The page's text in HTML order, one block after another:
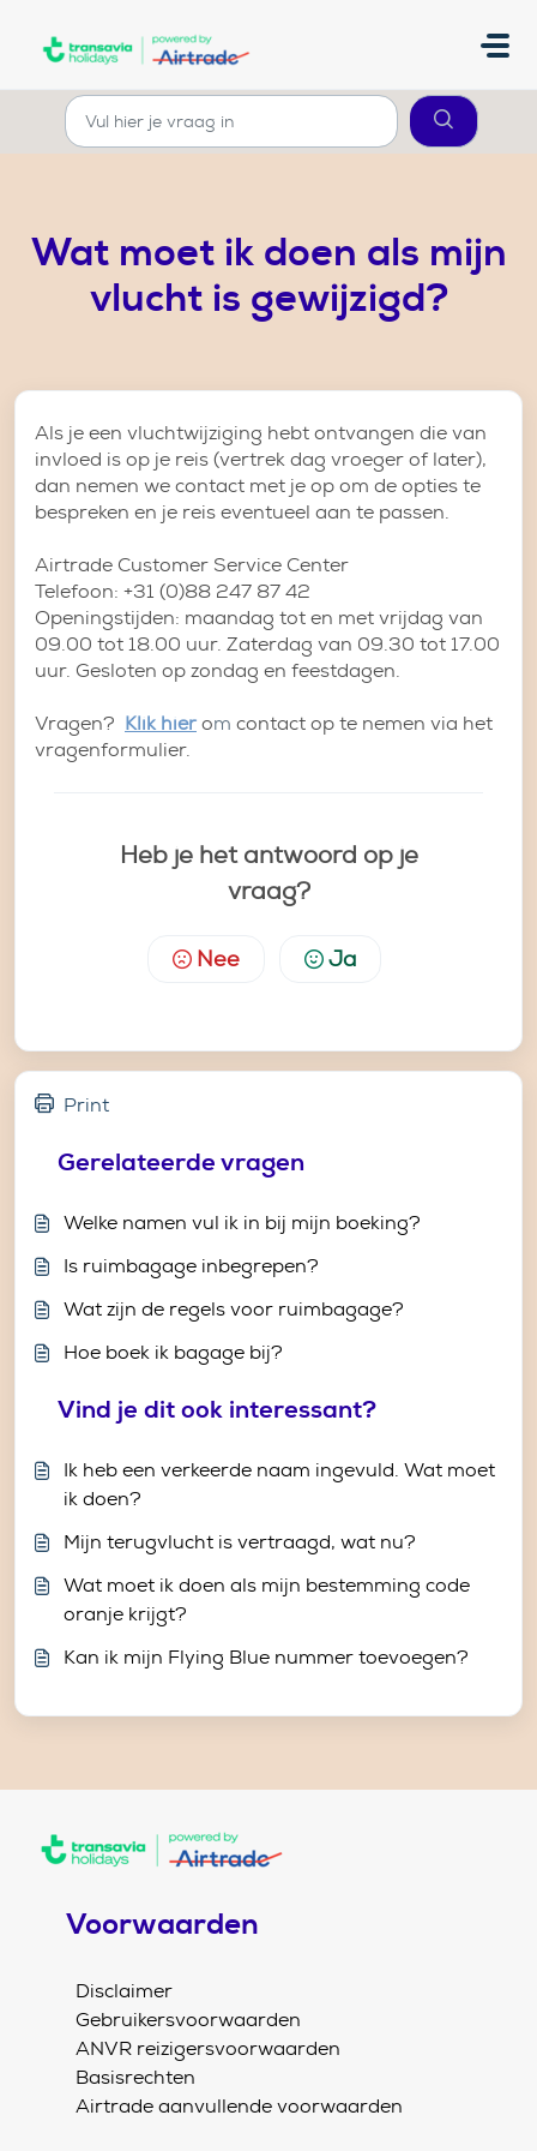
Wat moet ik doen als mijn
vlucht is gewijzigd?
Als je een vluchtwijziging hebt ontvangen die van
invloed is op je reis (vertrek dag vroeger of later),
dan nemen we contact met je op om de opties te
bespreken en je reis eventueel aan te passen.
Airtrade Customer Service Center
Telefoon: +31 (0)88 247 87 42
Openingstijden: maandag tot en met vrijdag van
09.00 tot 18.00 uur. Zaterdag van 09.30 tot 17.00
uur. Gesloten op zondag en feestdagen.
Vragen? Klik hierom contact op te nemen via het
vragenformulier.
Heb je het antwoord op je
vraag?
Nee Ja
Print
Gerelateerde vragen
Welke namen vul ik in bij mijn boeking?
Is ruimbagage inbegrepen?
Wat zijn de regels voor ruimbagage?
Hoe boek ik bagage bij?
Vind je dit ook interessant?
Ik heb een verkeerde naam ingevuld. Wat moet
ik doen?
Mijn terugvlucht is vertraagd, wat nu?
Wat moet ik doen als mijn bestemming code
oranje krijgt?
Kan ik mijn Flying Blue nummer toevoegen?
Voorwaarden
Disclaimer
Gebruikersvoorwaarden
ANVR reizigersvoorwaarden
Basisrechten
Airtrade aanvullende voorwaarden